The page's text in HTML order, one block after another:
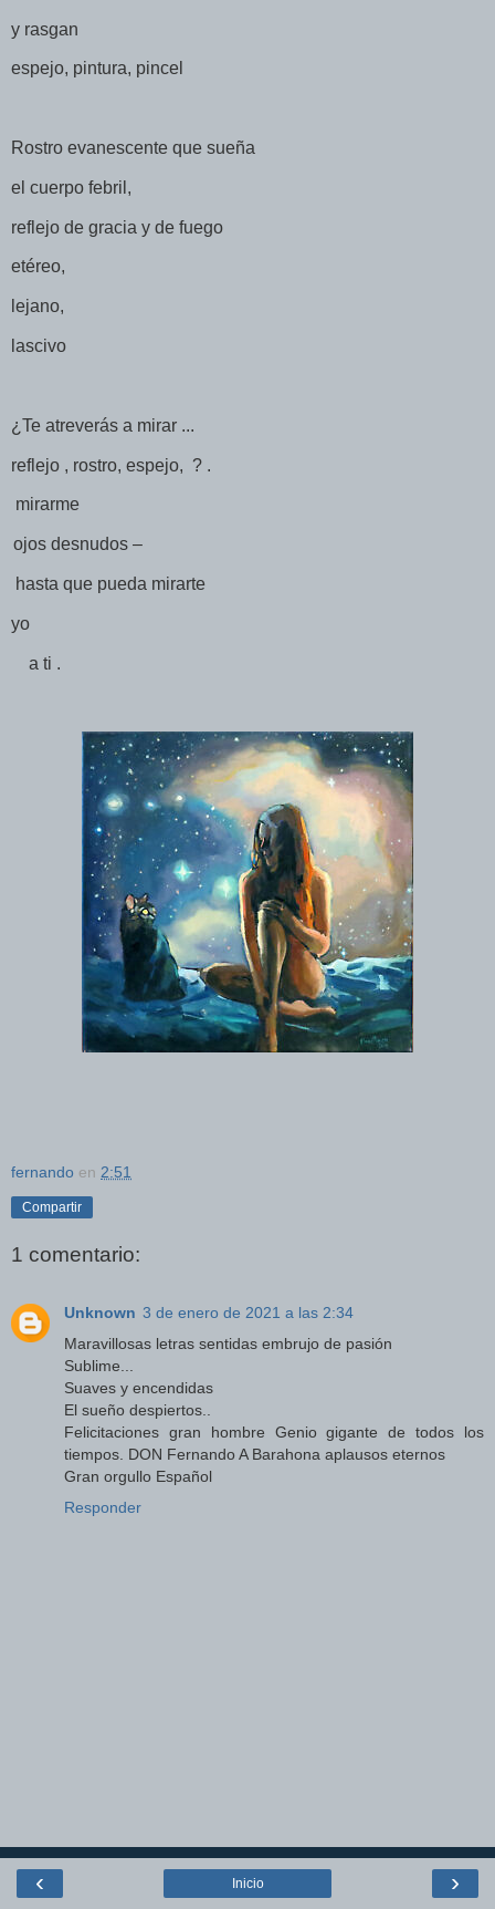
y rasgan
espejo, pintura, pincel
Rostro evanescente que sueña
el cuerpo febril,
reflejo de gracia y de fuego
etéreo,
lejano,
lascivo
¿Te atreverás a mirar ...
reflejo , rostro, espejo, ? .
mirarme
ojos desnudos –
hasta que pueda mirarte
yo
a ti .
fernando en 2:51
Compartir
1 comentario:
Unknown 3 de enero de 2021 a las 2:34
Maravillosas letras sentidas embrujo de pasión
Sublime...
Suaves y encendidas
El sueño despiertos..
Felicitaciones gran hombre Genio gigante de todos los
tiempos. DON Fernando A Barahona aplausos eternos
Gran orgullo Español
Responder
‹ ›
Inicio